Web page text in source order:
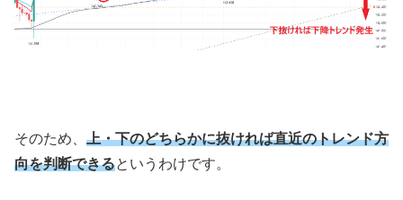
そのため、 上・下のどちらかに抜ければ直近のトレンド方
向を判断できるというわけです。